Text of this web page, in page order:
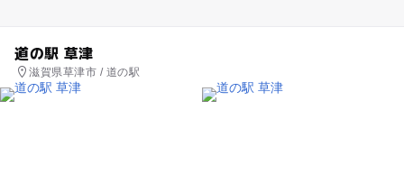
道の駅 草津
滋賀県草津市 / 道の駅